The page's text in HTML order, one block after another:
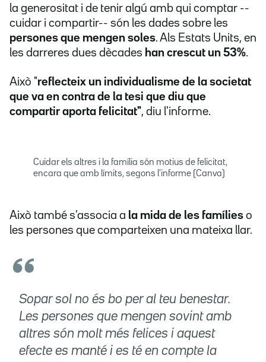
la generositat i de tenir algú amb qui comptar --
cuidar i compartir-- són les dades sobre les
persones que mengen soles. Als Estats Units, en
les darreres dues dècades han crescut un 53%.
Això "reflecteix un individualisme de la societat
que va en contra de la tesi que diu que
compartir aporta felicitat", diu l'informe.
Cuidar els altres i la família són motius de felicitat,
encara que amb límits, segons l'informe (Canva)
Això també s'associa a la mida de les famílies o
les persones que comparteixen una mateixa llar.
Sopar sol no és bo per al teu benestar.
Les persones que mengen sovint amb
altres són molt més felices i aquest
efecte es manté i es té en compte la